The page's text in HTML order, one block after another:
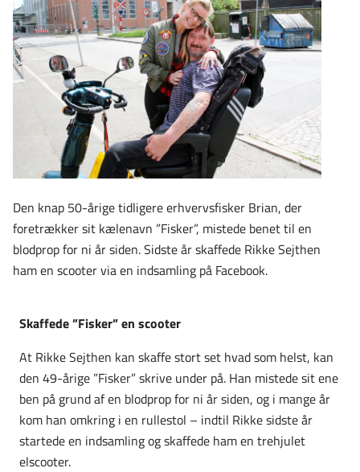
Den knap 50-årige tidligere erhvervsfisker Brian, der
foretrækker sit kælenavn ”Fisker”, mistede benet til en
blodprop for ni år siden. Sidste år skaffede Rikke Sejthen
ham en scooter via en indsamling på Facebook.
Skaffede ”Fisker” en scooter
At Rikke Sejthen kan skaffe stort set hvad som helst, kan
den 49-årige ”Fisker” skrive under på. Han mistede sit ene
ben på grund af en blodprop for ni år siden, og i mange år
kom han omkring i en rullestol – indtil Rikke sidste år
startede en indsamling og skaffede ham en trehjulet
elscooter.